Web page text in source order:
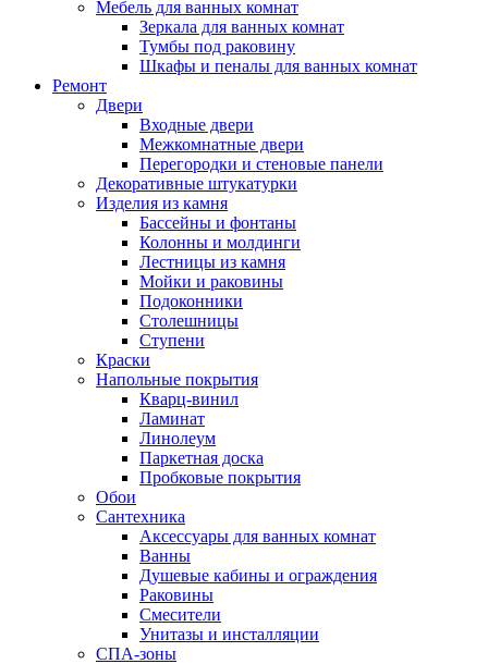
Мебель для ванных комнат
Зеркала для ванных комнат
Тумбы под раковину
Шкафы и пеналы для ванных комнат
Ремонт
Двери
Входные двери
Межкомнатные двери
Перегородки и стеновые панели
Декоративные штукатурки
Изделия из камня
Бассейны и фонтаны
Колонны и молдинги
Лестницы из камня
Мойки и раковины
Подоконники
Столешницы
Ступени
Краски
Напольные покрытия
Кварц-винил
Ламинат
Линолеум
Паркетная доска
Пробковые покрытия
Обои
Сантехника
Аксессуары для ванных комнат
Ванны
Душевые кабины и ограждения
Раковины
Смесители
Унитазы и инсталляции
СПА-зоны